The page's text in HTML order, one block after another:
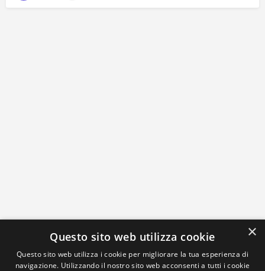
×
Questo sito web utilizza cookie
Questo sito web utilizza i cookie per migliorare la tua esperienza di
navigazione. Utilizzando il nostro sito web acconsenti a tutti i cookie